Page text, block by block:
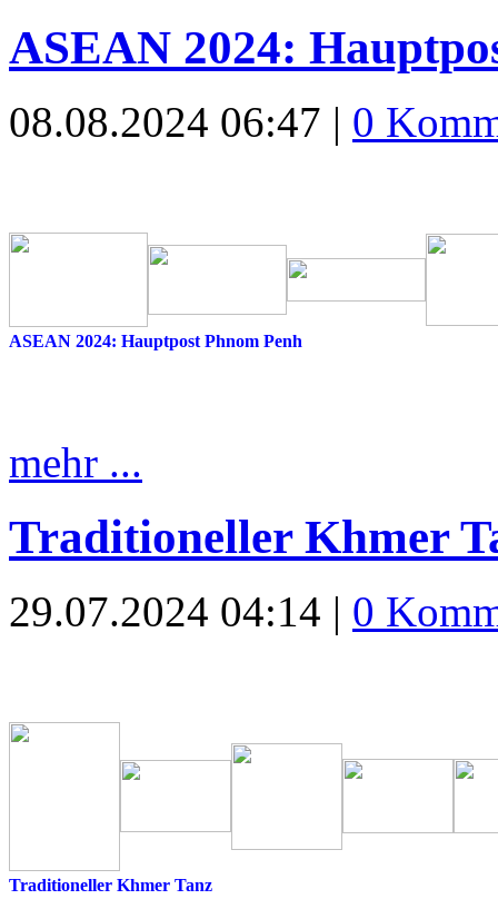
ASEAN 2024:
08.08.2024 06:47 | 0
ASEAN 2024: Hauptpost Phnom Penh
mehr ...
Traditioneller Khmer
29.07.2024 04:14 | 0
Traditioneller Khmer Tanz